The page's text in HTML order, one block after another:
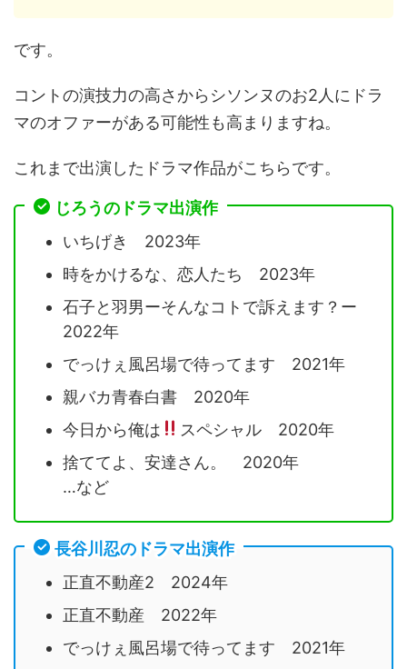
です。
コントの演技力の高さからシソンヌのお2人にドラ
マのオファーがある可能性も高まりますね。
これまで出演したドラマ作品がこちらです。
じろうのドラマ出演作
いちげき 2023年
時をかけるな、恋人たち 2023年
石子と羽男ーそんなコトで訴えます？ー
2022年
でっけぇ風呂場で待ってます 2021年
親バカ青春白書 2020年
今日から俺は
スペシャル 2020年
捨ててよ、安達さん。 2020年
…など
長谷川忍のドラマ出演作
正直不動産2 2024年
正直不動産 2022年
でっけぇ風呂場で待ってます 2021年